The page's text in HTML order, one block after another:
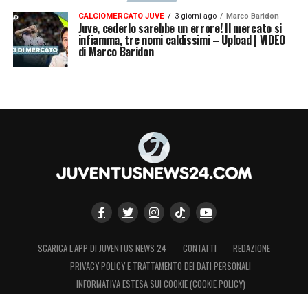
CALCIOMERCATO JUVE 3 giorni ago Marco Baridon
Juve, cederlo sarebbe un errore! Il mercato si
infiamma, tre nomi caldissimi – Upload | VIDEO
di Marco Baridon
SCARICA L’APP DI JUVENTUS NEWS 24 CONTATTI
REDAZIONE
PRIVACY POLICY E TRATTAMENTO DEI DATI PERSONALI
INFORMATIVA ESTESA SUI COOKIE (COOKIE POLICY)